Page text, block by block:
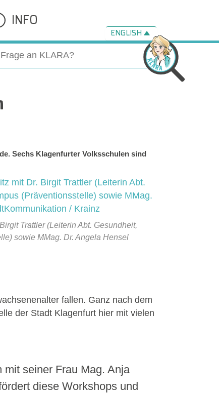
INFO
ENGLISH
Sechs Klagenfurter Volksschulen sind
Trattler (Leiterin Abt. Gesundheit,
sowie MMag. Dr. Angela Hensel
fallen. Ganz nach dem
der Stadt Klagenfurt hier mit vielen
seiner Frau Mag. Anja
diese Workshops und